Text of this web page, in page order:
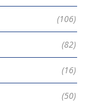
(106)
(82)
(16)
(50)